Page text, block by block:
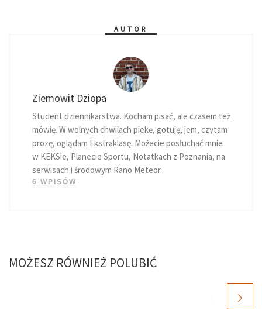
AUTOR
Ziemowit Dziopa
Student dziennikarstwa. Kocham pisać, ale czasem też
mówię. W wolnych chwilach piekę, gotuję, jem, czytam
prozę, oglądam Ekstraklasę. Możecie posłuchać mnie
w KEKSie, Planecie Sportu, Notatkach z Poznania, na
serwisach i środowym Rano Meteor.
6 WPISÓW
MOŻESZ RÓWNIEŻ POLUBIĆ